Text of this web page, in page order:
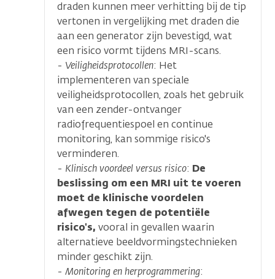
draden kunnen meer verhitting bij de tip
vertonen in vergelijking met draden die
aan een generator zijn bevestigd, wat
een risico vormt tijdens MRI-scans.
- Veiligheidsprotocollen: Het
implementeren van speciale
veiligheidsprotocollen, zoals het gebruik
van een zender-ontvanger
radiofrequentiespoel en continue
monitoring, kan sommige risico's
verminderen.
- Klinisch voordeel versus risico: De
beslissing om een MRI uit te voeren
moet de klinische voordelen
afwegen tegen de potentiële
risico's, vooral in gevallen waarin
alternatieve beeldvormingstechnieken
minder geschikt zijn.
- Monitoring en herprogrammering: